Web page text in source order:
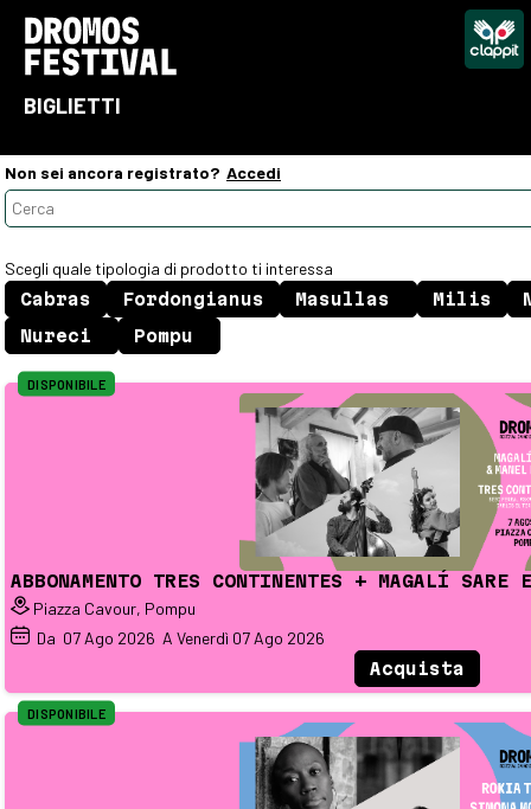
BIGLIETTI
Non sei ancora registrato? Accedi
Scegli quale tipologia di prodotto ti interessa
ABBONAMENTO TRES CONTINENTES + MAGALÍ SARE
Piazza Cavour, Pompu
Da 07 Ago 2026 A Venerdì 07 Ago 2026
DISPONIBILE
Acquista
DISPONIBILE